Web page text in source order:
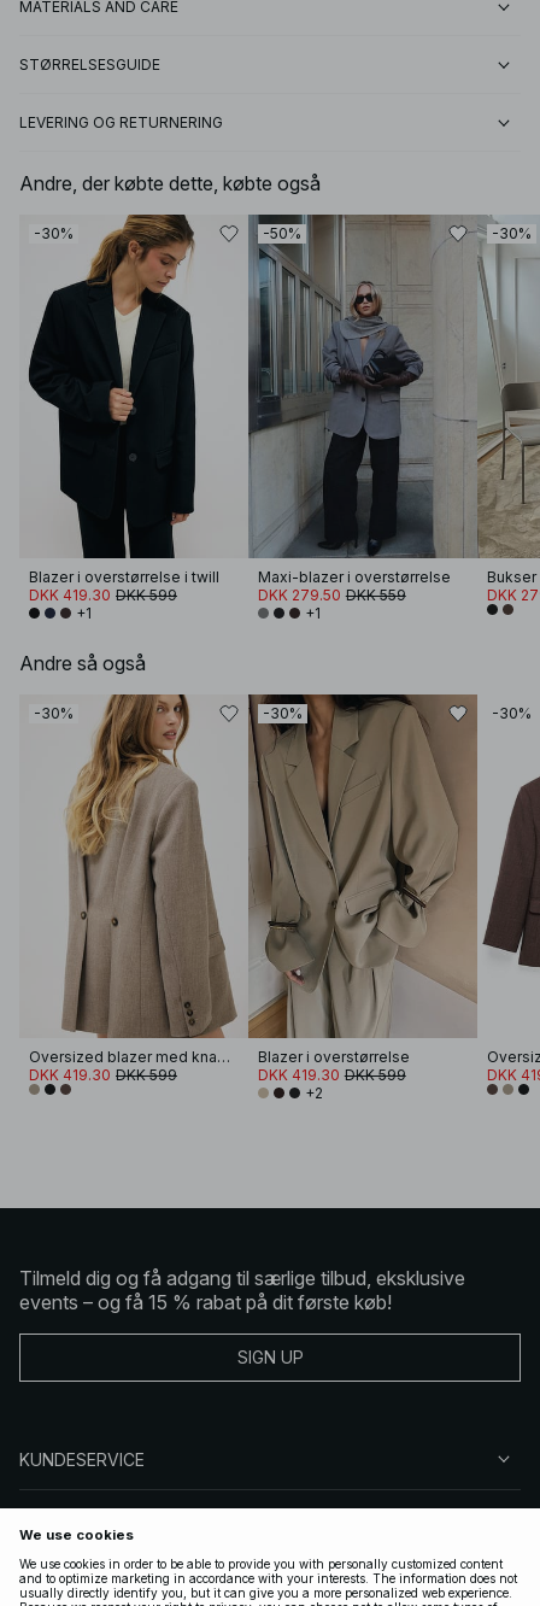
MATERIALS AND CARE
STØRRELSESGUIDE
LEVERING OG RETURNERING
Andre, der købte dette, købte også
-30%
Blazer i overstørrelse i twill
DKK 419.30 DKK 599
+1
-50%
Maxi-blazer i overstørrelse
DKK 279.50 DKK 559
+1
-30%
DKK
Andre så også
-30%
Oversized blazer med knap i ryggen
DKK 419.30 DKK 599
-30%
Blazer i overstørrelse
DKK 419.30 DKK 599
+2
-30%
DKK
Tilmeld dig og få adgang til særlige tilbud, eksklusive
events – og få 15 % rabat på dit første køb!
SIGN UP
KUNDESERVICE
FØLG OS